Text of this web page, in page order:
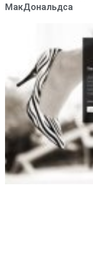
МакДональдса